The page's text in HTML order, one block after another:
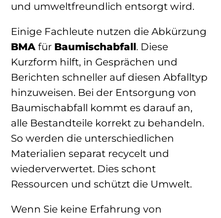
und umweltfreundlich entsorgt wird.
Einige Fachleute nutzen die Abkürzung
BMA für Baumischabfall. Diese
Kurzform hilft, in Gesprächen und
Berichten schneller auf diesen Abfalltyp
hinzuweisen. Bei der Entsorgung von
Baumischabfall kommt es darauf an,
alle Bestandteile korrekt zu behandeln.
So werden die unterschiedlichen
Materialien separat recycelt und
wiederverwertet. Dies schont
Ressourcen und schützt die Umwelt.
Wenn Sie keine Erfahrung von